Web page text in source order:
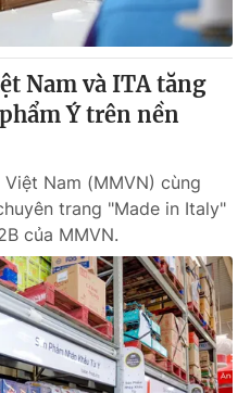
Nam và ITA tăng
Ý trên nền
Nam (MMVN) cùng
trang "Made in Italy"
của MMVN.